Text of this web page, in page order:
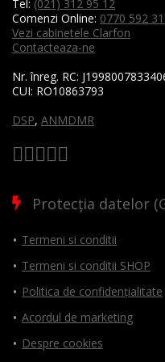
Tel: (021) 312 95 12
Comenzi Online: 0770 592
Vezi cabinetele Clarfon
Contacteaza-ne
Nr. înreg. RC:
CUI: RO10863793
DSP, ANMDMR
Protecția datelor
Termeni si conditii
Termeni si conditii SHOP
Politica de confidențialitate
Acordul de marketing
Despre cookies